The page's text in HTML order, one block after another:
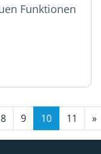
Funktionen
8 9 10 11 »